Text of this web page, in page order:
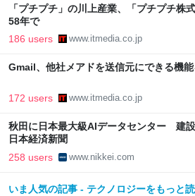
「プチプチ」の川上産業、「プチプチ
58年で
186 users www.itmedia.co.jp
Gmail、他社メアドを送信元にできる機
172 users www.itmedia.co.jp
秋田に日本最大級AIデータセンター 建
日本経済新聞
258 users www.nikkei.com
いま人気の記事 - テクノロジーをもっと